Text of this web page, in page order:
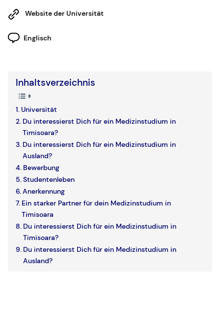
Website der Universität
Englisch
Inhaltsverzeichnis
Universität
Du interessierst Dich für ein Medizinstudium in
Timisoara?
Du interessierst Dich für ein Medizinstudium in
Ausland?
Bewerbung
Studentenleben
Anerkennung
Ein starker Partner für dein Medizinstudium in
Timisoara
Du interessierst Dich für ein Medizinstudium in
Timisoara?
Du interessierst Dich für ein Medizinstudium in
Ausland?